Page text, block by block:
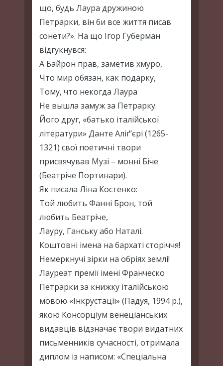
що, будь Лаура дружиною
Петрарки, він би все життя писав
сонети?». На що Ігор Губерман
відгукнувся:
А Байрон прав, заметив хмуро,
Что мир обязан, как подарку,
Тому, что некогда Лаура
Не вышла замуж за Петрарку.
Його друг, «батько італійської
літератури» Данте Аліґ’єрі (1265-
1321) свої поетичні твори
присвячував Музі – монні Біче
(Беатріче Портинари).
Як писала Ліна Костенко:
Той любить Фанні Брон, той
любить Беатріче,
Лауру, Ганську або Наталі.
Коштовні імена на бархаті сторіччя!
Немеркнучі зірки на обріях землі!
Лауреат премії імені Франческо
Петрарки за книжку італійською
мовою «Інкрустації» (Падуя, 1994 р.),
якою Консорціум венеціанських
видавців відзначає твори видатних
письменників сучасності, отримала
диплом із написом: «Спеціальна